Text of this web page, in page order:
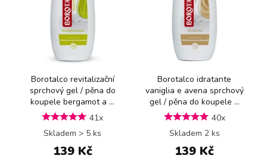
Borotalco revitalizační
sprchový gel / pěna do
koupele bergamot a ...
41x
Skladem > 5 ks
139 Kč
Borotalco idratante
vaniglia e avena sprchový
gel / pěna do koupele ...
40x
Skladem 2 ks
139 Kč